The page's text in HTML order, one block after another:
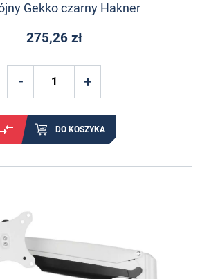
Gekko czarny Hakner
275,26 zł
DO KOSZYKA